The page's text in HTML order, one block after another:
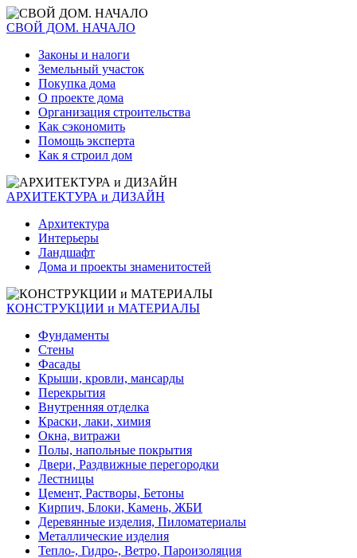
СВОЙ ДОМ. НАЧАЛО
Законы и налоги
Земельный участок
Покупка дома
О проекте дома
Организация строительства
Как сэкономить
Помощь эксперта
Как я строил дом
АРХИТЕКТУРА и ДИЗАЙН
Архитектура
Интерьеры
Ландшафт
Дома и проекты знаменитостей
КОНСТРУКЦИИ и МАТЕРИАЛЫ
Фундаменты
Стены
Фасады
Крыши, кровли, мансарды
Перекрытия
Внутренняя отделка
Краски, лаки, химия
Окна, витражи
Полы, напольные покрытия
Двери, Раздвижные перегородки
Лестницы
Цемент, Растворы, Бетоны
Кирпич, Блоки, Камень, ЖБИ
Деревянные изделия, Пиломатериалы
Металлические изделия
Тепло-, Гидро-, Ветро, Пароизоляция